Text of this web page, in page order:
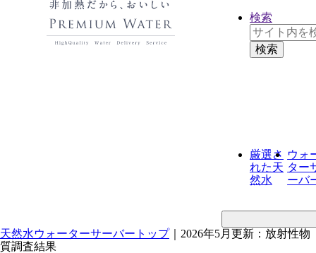
厳選さ
れた天
然水
ウォ
ター
ーバ
検索
天然水ウォーターサーバートップ｜ 2026年5月更新：放射性物
質調査結果